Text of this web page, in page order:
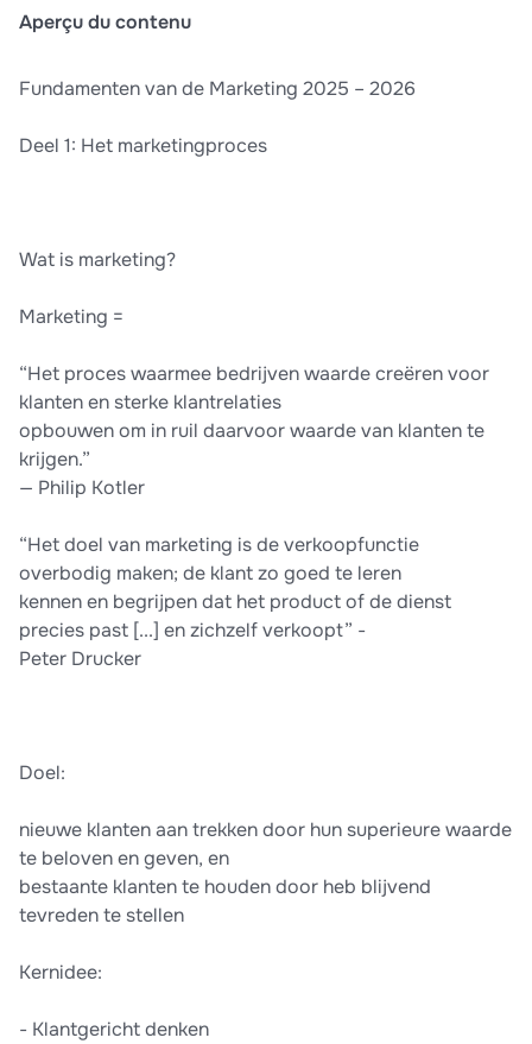
Porter, duurzame marketing en marketingethiek. Daarnaast
verschillende koopsituaties. Deze samenvatting is ideaal voor
opleidingen en is perfect geschikt om te studeren voor toetsen
Aperçu du contenu
Fundamenten van de Marketing 2025 – 2026
Deel 1: Het marketingproces
Wat is marketing?
Marketing =
“Het proces waarmee bedrijven waarde creëren voor
klanten en sterke klantrelaties
opbouwen om in ruil daarvoor waarde van klanten te
krijgen.”
— Philip Kotler
“Het doel van marketing is de verkoopfunctie
overbodig maken; de klant zo goed te leren
kennen en begrijpen dat het product of de dienst
precies past [...] en zichzelf verkoopt” -
Peter Drucker
Doel:
nieuwe klanten aan trekken door hun superieure waarde
te beloven en geven, en
bestaante klanten te houden door heb blijvend
tevreden te stellen
Kernidee:
- Klantgericht denken